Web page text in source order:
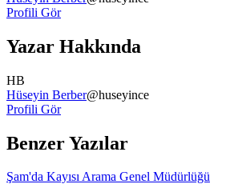
Profili Gör
Yazar Hakkında
HB
Hüseyin Berber@huseyince
Profili Gör
Benzer Yazılar
Şam'da Kayısı Arama Genel Müdürlüğü